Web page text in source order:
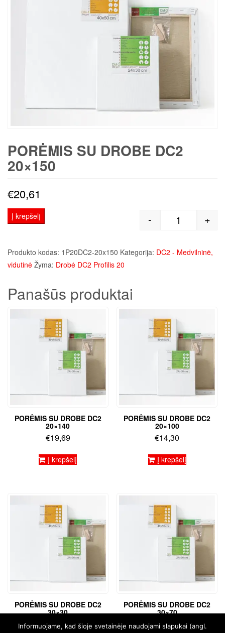
PORĖMIS SU DROBE DC2
20×150
€20,61
produkto
- +
Į krepšelį
Produkto kodas: 1P20DC2-20x150 Kategorija: DC2 - Medvilninė,
vidutinė Žyma: Drobė DC2 Profilis 20
Panašūs produktai
PORĖMIS SU DROBE DC2
20×140
€19,69
Į krepšelį
PORĖMIS SU DROBE DC2
20×100
€14,30
Į krepšelį
PORĖMIS SU DROBE DC2
30×30
€6,32
PORĖMIS SU DROBE DC2
30×70
€10,62
Informuojame, kad šioje svetainėje naudojami slapukai (angl.